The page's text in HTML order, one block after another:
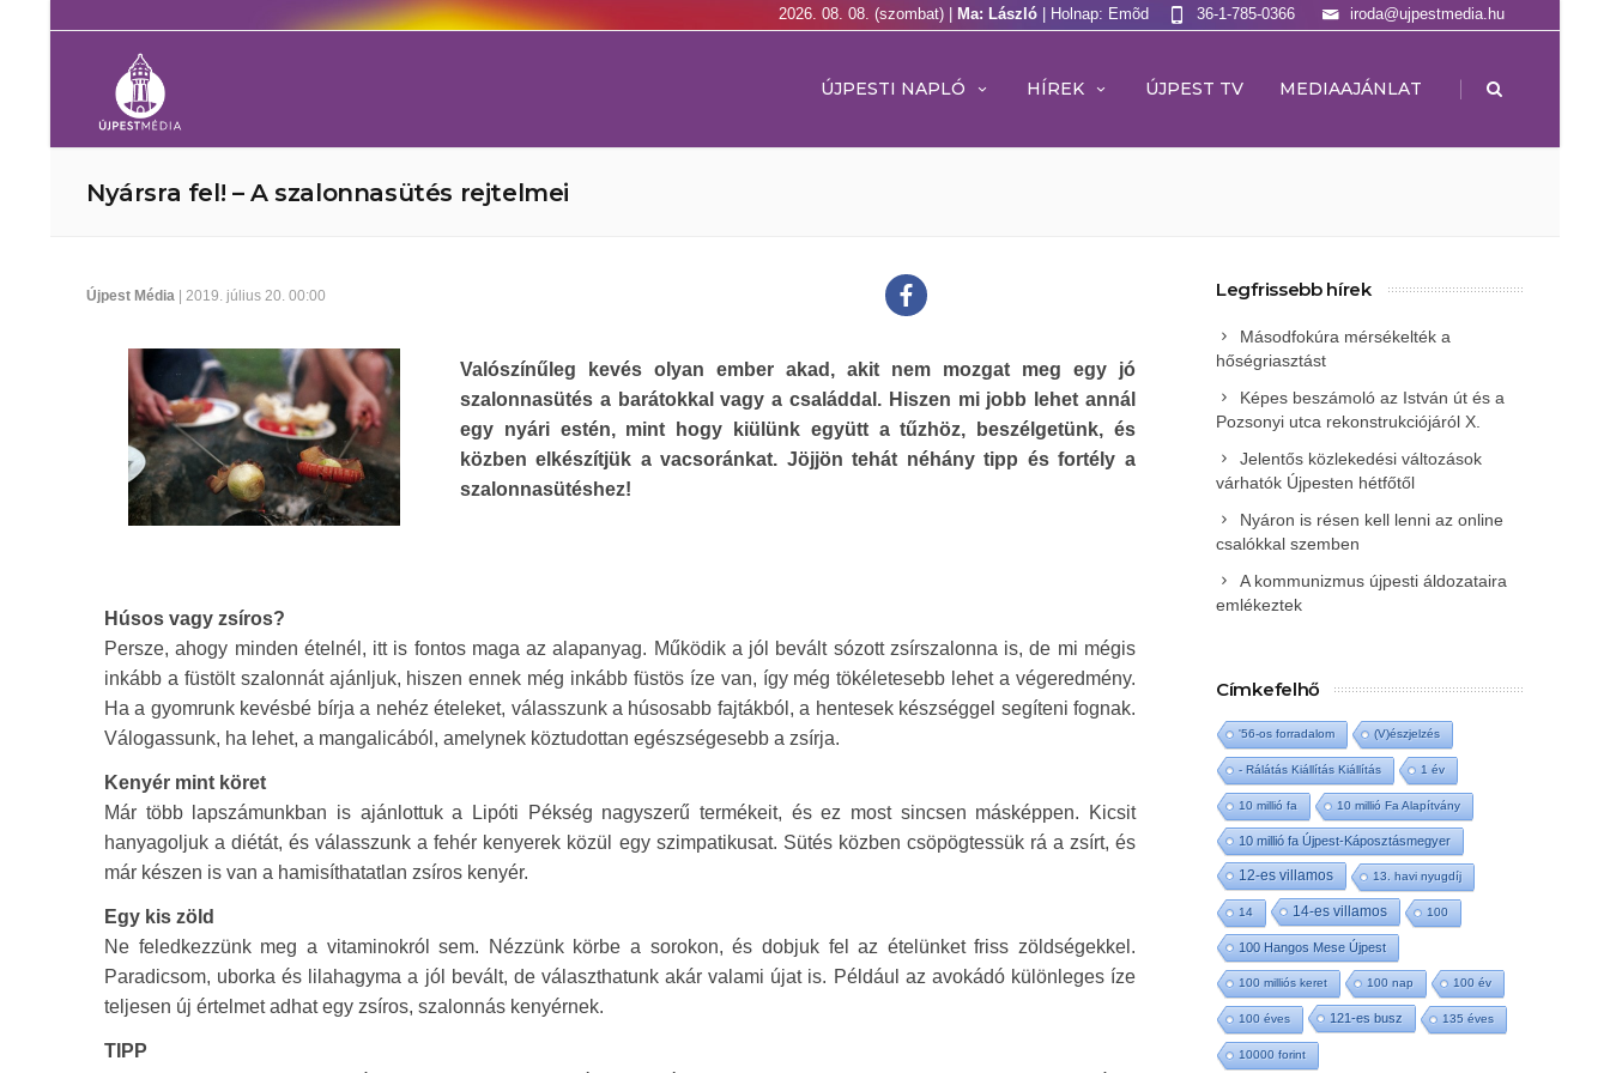
2026. 08. 08. (szombat) | Ma: László | Holnap: Emõd iroda@ujpestmedia.hu
36-1-785-0366
ÚJPESTI NAPLÓ HÍREK ÚJPEST TV MEDIAAJÁNLAT |
Nyársra fel! – A szalonnasütés rejtelmei
Újpest Média | 2019. július 20. 00:00
Valószínűleg kevés olyan ember akad, akit nem mozgat meg egy jó
szalonnasütés a barátokkal vagy a családdal. Hiszen mi jobb lehet annál
egy nyári estén, mint hogy kiülünk együtt a tűzhöz, beszélgetünk, és
közben elkészítjük a vacsoránkat. Jöjjön tehát néhány tipp és fortély a
szalonnasütéshez!
Húsos vagy zsíros?
Persze, ahogy minden ételnél, itt is fontos maga az alapanyag. Működik a jól bevált sózott zsírszalonna is, de mi mégis
inkább a füstölt szalonnát ajánljuk, hiszen ennek még inkább füstös íze van, így még tökéletesebb lehet a végeredmény.
Ha a gyomrunk kevésbé bírja a nehéz ételeket, válasszunk a húsosabb fajtákból, a hentesek készséggel segíteni fognak.
Válogassunk, ha lehet, a mangalicából, amelynek köztudottan egészségesebb a zsírja.
Kenyér mint köret
Már több lapszámunkban is ajánlottuk a Lipóti Pékség nagyszerű termékeit, és ez most sincsen másképpen. Kicsit
hanyagoljuk a diétát, és válasszunk a fehér kenyerek közül egy szimpatikusat. Sütés közben csöpögtessük rá a zsírt, és
már készen is van a hamisíthatatlan zsíros kenyér.
Egy kis zöld
Ne feledkezzünk meg a vitaminokról sem. Nézzünk körbe a sorokon, és dobjuk fel az ételünket friss zöldségekkel.
Paradicsom, uborka és lilahagyma a jól bevált, de választhatunk akár valami újat is. Például az avokádó különleges íze
teljesen új értelmet adhat egy zsíros, szalonnás kenyérnek.
TIPP
Legfrissebb hírek
Másodfokúra mérsékelték a
hőségriasztást
Képes beszámoló az István út és a
Pozsonyi utca rekonstrukciójáról X.
Jelentős közlekedési változások
várhatók Újpesten hétfőtől
Nyáron is résen kell lenni az online
csalókkal szemben
A kommunizmus újpesti áldozataira
emlékeztek
Címkefelhő
'56-os forradalom (V)észjelzés
- Rálátás Kiállítás Kiállítás 1 év
10 millió fa 10 millió Fa Alapítvány
10 millió fa Újpest-Káposztásmegyer
12-es villamos 13. havi nyugdíj
14 14-es villamos 100
100 Hangos Mese Újpest
100 milliós keret 100 nap 100 év
100 éves 121-es busz 135 éves
10000 forint